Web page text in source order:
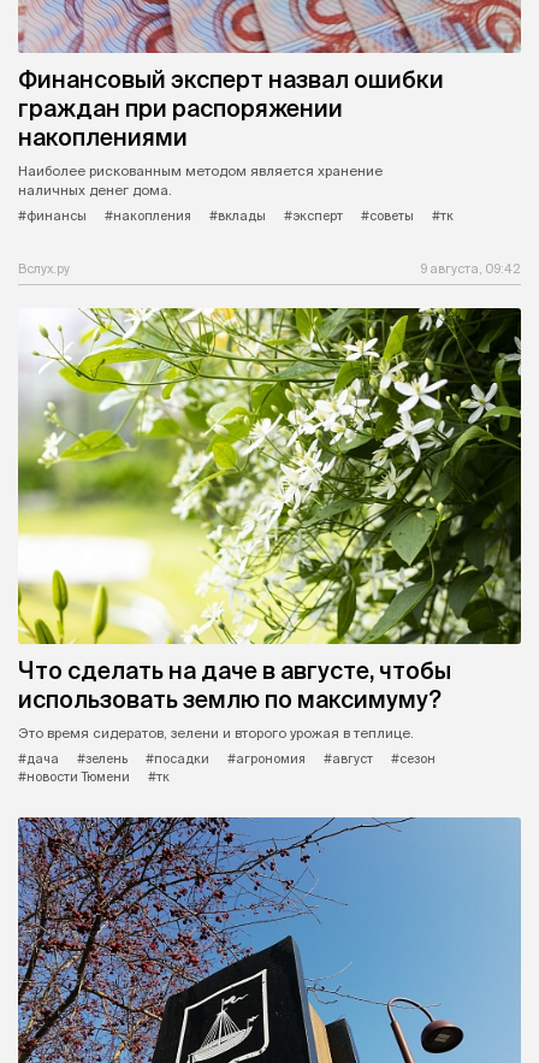
Финансовый эксперт назвал ошибки
граждан при распоряжении
накоплениями
Наиболее рискованным методом является хранение
наличных денег дома.
#финансы
#накопления #вклады #эксперт #советы #тк
Вслух.ру 9 августа, 09:42
Что сделать на даче в августе, чтобы
использовать землю по максимуму?
Это время сидератов, зелени и второго урожая в теплице.
#дача
#зелень #посадки #агрономия #август
#сезон
#новости Тюмени
#тк